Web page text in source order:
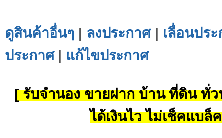
ดูสินค้าอื่นๆ | ลงประกาศ| เลื่อนปร
ประกาศ| แก้ไขประกาศ
[ รับจำนอง ขายฝาก บ้าน ที่ดิน ทั่ว
ได้เงินไว ไม่เช็คแบล็